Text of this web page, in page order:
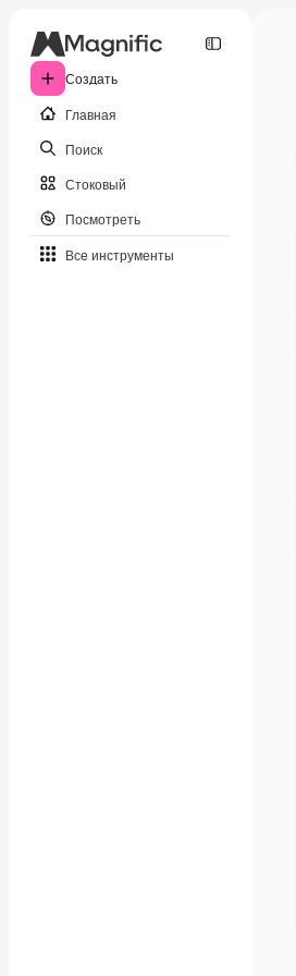
Создать
Главная
Поиск
Стоковый
Посмотреть
Все инструменты